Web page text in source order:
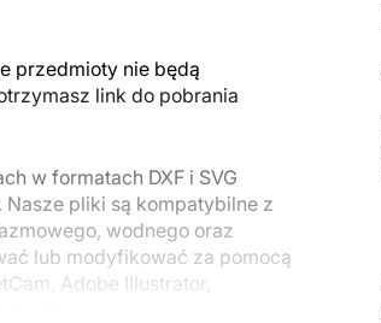
przedmioty nie będą
link do pobrania
w formatach DXF i SVG
pliki są kompatybilne z
wodnego oraz
lub modyfikować za pomocą
Adobe Illustrator,